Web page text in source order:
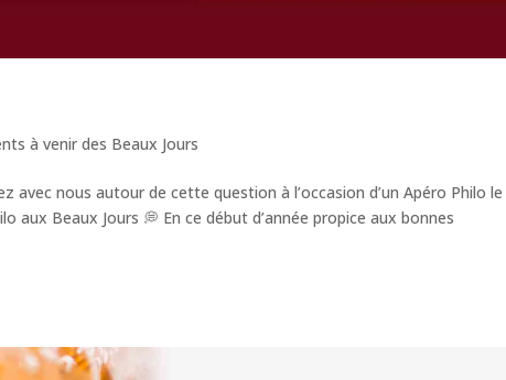
à venir des Beaux Jours
avec nous autour de cette question à l’occasion d’un Apéro Philo
aux Beaux Jours 💭 En ce début d’année propice aux bonnes